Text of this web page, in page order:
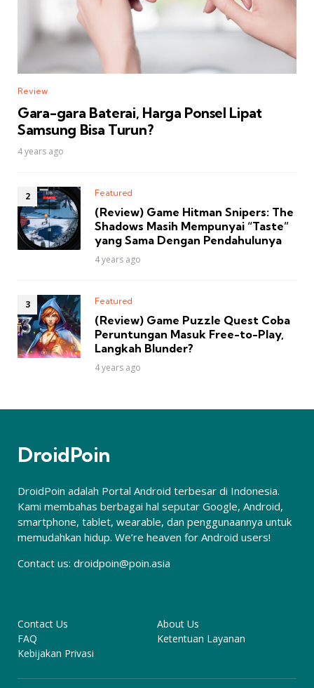
Review
Gara-gara Baterai, Harga Ponsel Lipat
Samsung Bisa Turun?
4 years ago
Featured
(Review) Game Hitman Snipers: The
Shadows Masih Mempunyai “Taste”
yang Sama Dengan Pendahulunya
4 years ago
Featured
(Review) Game Puzzle Quest Coba
Peruntungan Masuk Free-to-Play,
Langkah Blunder?
4 years ago
DroidPoin
DroidPoin adalah Portal Android terbesar di Indonesia.
Kami membahas berbagai hal seputar Google, Android,
smartphone, tablet, wearable, dan penggunaannya untuk
memudahkan hidup. We’re heaven for Android users!
Contact us: droidpoin@poin.asia
Contact Us
About Us
FAQ
Ketentuan Layanan
Kebijakan Privasi